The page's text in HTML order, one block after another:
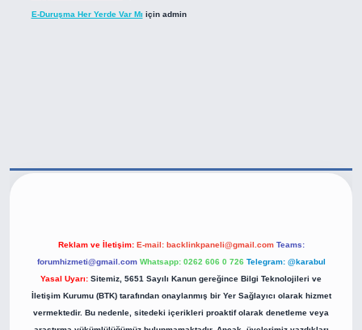
E-Duruşma Her Yerde Var Mı için admin
Reklam ve İletişim: E-mail: backlinkpaneli@gmail.com Teams:
forumhizmeti@gmail.com Whatsapp: 0262 606 0 726 Telegram: @karabul
Yasal Uyarı: Sitemiz, 5651 Sayılı Kanun gereğince Bilgi Teknolojileri ve
İletişim Kurumu (BTK) tarafından onaylanmış bir Yer Sağlayıcı olarak hizmet
vermektedir. Bu nedenle, sitedeki içerikleri proaktif olarak denetleme veya